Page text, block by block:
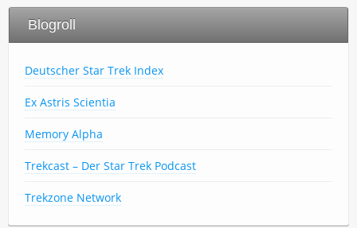
Blogroll
Deutscher Star Trek Index
Ex Astris Scientia
Memory Alpha
Trekcast – Der Star Trek Podcast
Trekzone Network